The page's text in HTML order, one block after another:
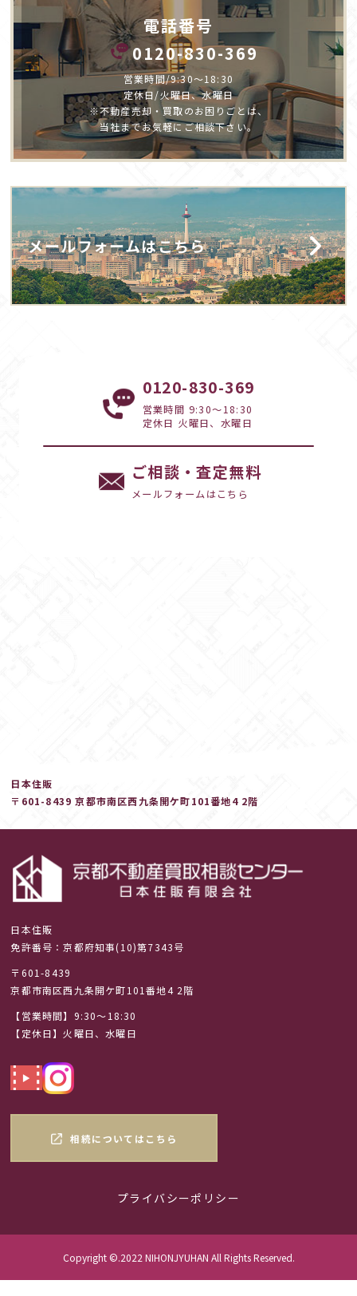
電話番号
0120-830-369
営業時間/9:30～18:30
定休日/火曜日、水曜日
※不動産売却・買取のお困りごとは、
当社までお気軽にご相談下さい。
メールフォームはこちら
0120-830-369
営業時間 9:30～18:30
定休日 火曜日、水曜日
ご相談・査定無料
メールフォームはこちら
日本住販
〒601-8439 京都市南区西九条開ケ町101番地4 2階
日本住販
免許番号：京都府知事(10)第7343号
〒601-8439
京都市南区西九条開ケ町101番地4 2階
【営業時間】9:30～18:30
【定休日】火曜日、水曜日
相続についてはこちら
プライバシーポリシー
Copyright ©.2022 NIHONJYUHAN All Rights Reserved.